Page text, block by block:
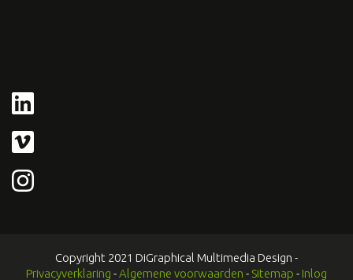
Copyright 2021 DiGraphical Multimedia Design -
Privacyverklaring -Algemene voorwaarden - Sitemap - Inlog